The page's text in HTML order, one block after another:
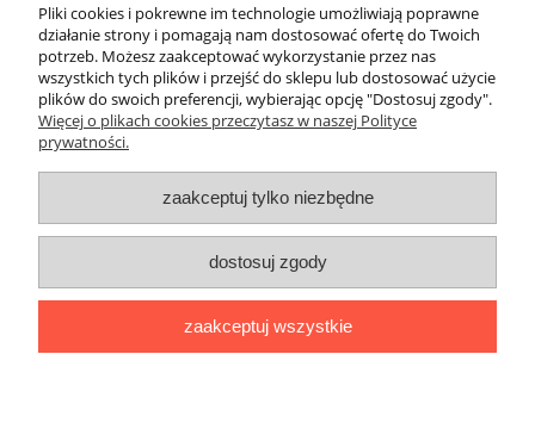
Moje konto
Płatności i dostawa
Informacje
O nas
Kontakt telefoniczny (od poniedziałku do piątku, w godzinach 8:00-
16:00):510282022,795154139
Pliki cookies i pokrewne im technologie umożliwiają poprawne
działanie strony i pomagają nam dostosować ofertę do Twoich
potrzeb. Możesz zaakceptować wykorzystanie przez nas
wszystkich tych plików i przejść do sklepu lub dostosować użycie
plików do swoich preferencji, wybierając opcję "Dostosuj zgody".
Więcej o plikach cookies przeczytasz w naszej Polityce
prywatności.
zaakceptuj tylko niezbędne
dostosuj zgody
zaakceptuj wszystkie